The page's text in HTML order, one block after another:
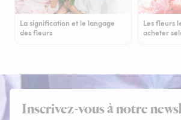
La signification et le langage
des fleurs
Les fleurs
acheter
Inscrivez-vous à notre